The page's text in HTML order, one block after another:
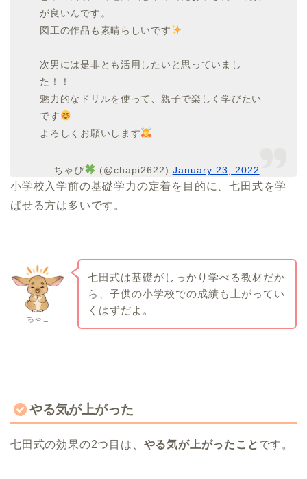
が良いんです。
図工の作品も素晴らしいです
次男には是非とも活用したいと思っていまし
た！！
魅力的なドリルを使って、親子で楽しく学びたい
です
よろしくお願いします
— ちゃぴ (@chapi2622) January 23, 2022
小学校入学前の基礎学力の定着を目的に、七田式を学
ばせる方は多いです。
ちゃこ
七田式は基礎がしっかり学べる教材だか
ら、子供の小学校での成績も上がってい
くはずだよ。
やる気が上がった
七田式の効果の2つ目は、 やる気が上がったこと です。